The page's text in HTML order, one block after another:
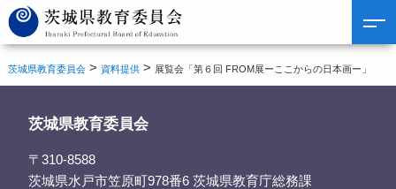
茨城県教育委員会 > 資料提供 > 展覧会「第６回 FROM展ーここからの日本画ー」
茨城県教育委員会
〒310-8588
茨城県水戸市笠原町978番6 茨城県教育庁総務課